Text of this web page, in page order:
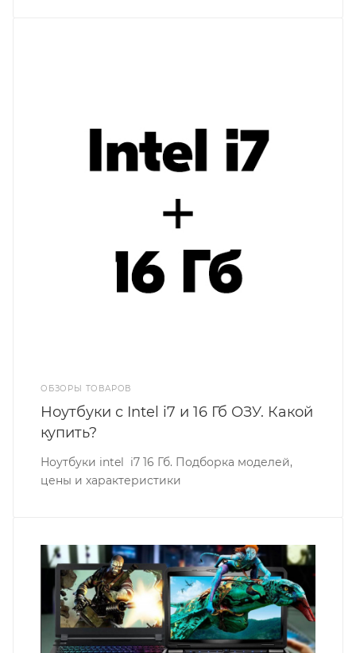
ОБЗОРЫ ТОВАРОВ
Ноутбуки с Intel i7 и 16 Гб ОЗУ. Какой
купить?
Ноутбуки intel i7 16 Гб. Подборка моделей,
цены и характеристики